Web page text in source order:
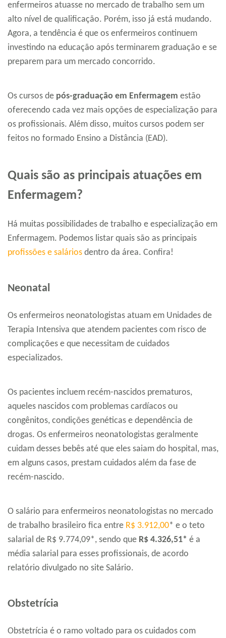
enfermeiros atuasse no mercado de trabalho sem um
alto nível de qualificação. Porém, isso já está mudando.
Agora, a tendência é que os enfermeiros continuem
investindo na educação após terminarem graduação e se
preparem para um mercado concorrido.
Os cursos de pós-graduação em Enfermagem estão
oferecendo cada vez mais opções de especialização para
os profissionais. Além disso, muitos cursos podem ser
feitos no formado Ensino a Distância (EAD).
Quais são as principais atuações em
Enfermagem?
Há muitas possibilidades de trabalho e especialização em
Enfermagem. Podemos listar quais são as principais
profissões e salários dentro da área. Confira!
Neonatal
Os enfermeiros neonatologistas atuam em Unidades de
Terapia Intensiva que atendem pacientes com risco de
complicações e que necessitam de cuidados
especializados.
Os pacientes incluem recém-nascidos prematuros,
aqueles nascidos com problemas cardíacos ou
congênitos, condições genéticas e dependência de
drogas. Os enfermeiros neonatologistas geralmente
cuidam desses bebês até que eles saiam do hospital, mas,
em alguns casos, prestam cuidados além da fase de
recém-nascido.
O salário para enfermeiros neonatologistas no mercado
de trabalho brasileiro fica entre R$ 3.912,00* e o teto
salarial de R$ 9.774,09*, sendo que R$ 4.326,51* é a
média salarial para esses profissionais, de acordo
relatório divulgado no site Salário.
Obstetrícia
Obstetrícia é o ramo voltado para os cuidados com